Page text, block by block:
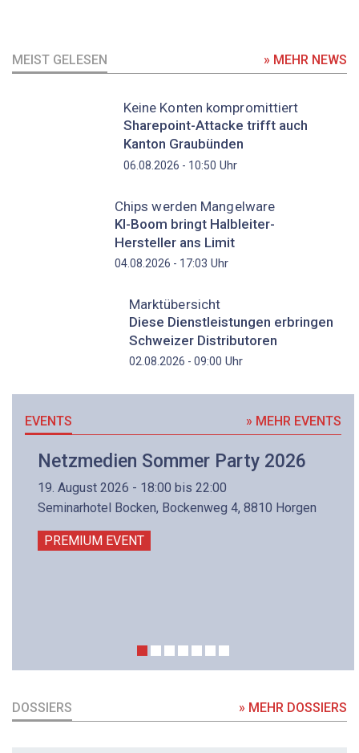
MEIST GELESEN » MEHR NEWS
Keine Konten kompromittiert
Sharepoint-Attacke trifft auch
Kanton Graubünden
06.08.2026 - 10:50 Uhr
Chips werden Mangelware
KI-Boom bringt Halbleiter-
Hersteller ans Limit
04.08.2026 - 17:03 Uhr
Marktübersicht
Diese Dienstleistungen erbringen
Schweizer Distributoren
02.08.2026 - 09:00 Uhr
EVENTS » MEHR EVENTS
Netzmedien Sommer Party 2026
19. August 2026 - 18:00 bis 22:00
Seminarhotel Bocken, Bockenweg 4, 8810 Horgen
PREMIUM EVENT
DOSSIERS » MEHR DOSSIERS